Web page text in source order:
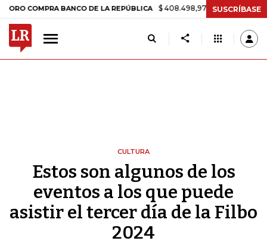
BANCO DE LA REPÚBLICA $ 408.498,97 +$ 8.753,81 +2,19%
SUSCRÍBASE
CULTURA
Estos son algunos de los
eventos a los que puede
asistir el tercer día de la Filbo
2024